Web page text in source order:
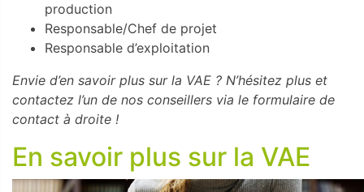
production
Responsable/Chef de projet
Responsable d’exploitation
Envie d’en savoir plus sur la VAE ? N’hésitez plus et
contactez l’un de nos conseillers via le formulaire de
contact à droite !
En savoir plus sur la VAE